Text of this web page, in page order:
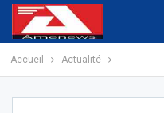
Accueil Actualité